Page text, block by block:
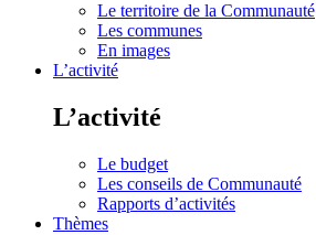
Le territoire de la Communauté
Les communes
En images
L’activité
L’activité
Le budget
Les conseils de Communauté
Rapports d’activités
Thèmes